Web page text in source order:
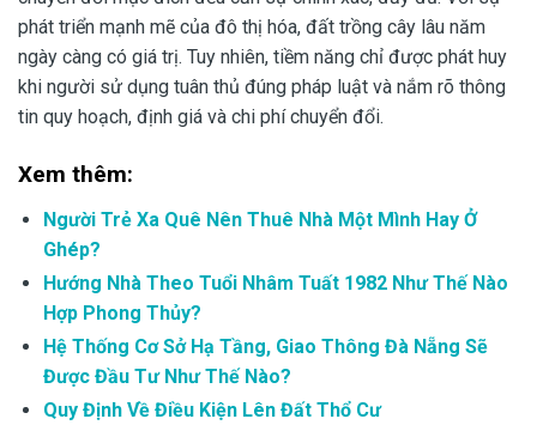
phát triển mạnh mẽ của đô thị hóa, đất trồng cây lâu năm
ngày càng có giá trị. Tuy nhiên, tiềm năng chỉ được phát huy
khi người sử dụng tuân thủ đúng pháp luật và nắm rõ thông
tin quy hoạch, định giá và chi phí chuyển đổi.
Xem thêm:
Người Trẻ Xa Quê Nên Thuê Nhà Một Mình Hay Ở
Ghép?
Hướng Nhà Theo Tuổi Nhâm Tuất 1982 Như Thế Nào
Hợp Phong Thủy?
Hệ Thống Cơ Sở Hạ Tầng, Giao Thông Đà Nẵng Sẽ
Được Đầu Tư Như Thế Nào?
Quy Định Về Điều Kiện Lên Đất Thổ Cư